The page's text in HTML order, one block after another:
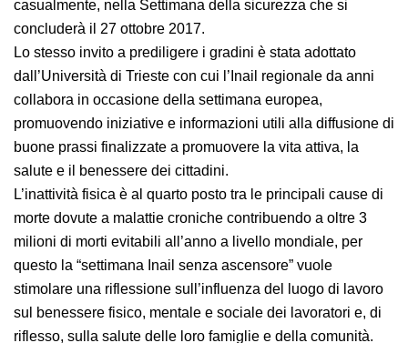
casualmente, nella Settimana della sicurezza che si
concluderà il 27 ottobre 2017.
Lo stesso invito a prediligere i gradini è stata adottato
dall’Università di Trieste con cui l’Inail regionale da anni
collabora in occasione della settimana europea,
promuovendo iniziative e informazioni utili alla
diffusione di buone prassi finalizzate a promuovere la
vita attiva, la salute e il benessere dei cittadini.
L’inattività fisica è al quarto posto tra le principali cause
di morte dovute a malattie croniche contribuendo a
oltre 3 milioni di morti evitabili all’anno a livello
mondiale, per questo la “settimana Inail senza
ascensore” vuole stimolare una riflessione
sull’influenza del luogo di lavoro sul benessere fisico,